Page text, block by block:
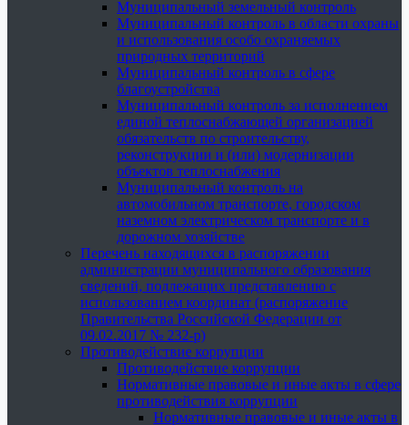
Муниципальный земельный контроль
Муниципальный контроль в области охраны
и использования особо охраняемых
природных территорий
Муниципальный контроль в сфере
благоустройства
Муниципальный контроль за исполнением
единой теплоснабжающей организацией
обязательств по строительству,
реконструкции и (или) модернизации
объектов теплоснабжения
Муниципальный контроль на
автомобильном транспорте, городском
наземном электрическом транспорте и в
дорожном хозяйстве
Перечень находящихся в распоряжении
администрации муниципального образования
сведений, подлежащих представлению с
использованием координат (распоряжение
Правительства Российской Федерации от
09.02.2017 № 232-р)
Противодействие коррупции
Противодействие коррупции
Нормативные правовые и иные акты в сфере
противодействия коррупции
Нормативные правовые и иные акты в